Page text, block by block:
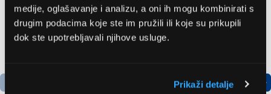
medije, oglašavanje i analizu, a oni ih mogu kombinirati s
drugim podacima koje ste im pružili ili koje su prikupili
dok ste upotrebljavali njihove usluge.
Prikaži detalje